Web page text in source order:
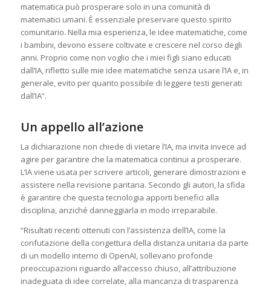
matematica può prosperare solo in una comunità di
matematici umani. È essenziale preservare questo spirito
comunitario. Nella mia esperienza, le idee matematiche, come
i bambini, devono essere coltivate e crescere nel corso degli
anni. Proprio come non voglio che i miei figli siano educati
dall’IA, rifletto sulle mie idee matematiche senza usare l’IA e, in
generale, evito per quanto possibile di leggere testi generati
dall’IA”.
Un appello all’azione
La dichiarazione non chiede di vietare l’IA, ma invita invece ad
agire per garantire che la matematica continui a prosperare.
L’IA viene usata per scrivere articoli, generare dimostrazioni e
assistere nella revisione paritaria. Secondo gli autori, la sfida
è garantire che questa tecnologia apporti benefici alla
disciplina, anziché danneggiarla in modo irreparabile.
“Risultati recenti ottenuti con l’assistenza dell’IA, come la
confutazione della congettura della distanza unitaria da parte
di un modello interno di OpenAI, sollevano profonde
preoccupazioni riguardo all’accesso chiuso, all’attribuzione
inadeguata di idee correlate, alla mancanza di trasparenza